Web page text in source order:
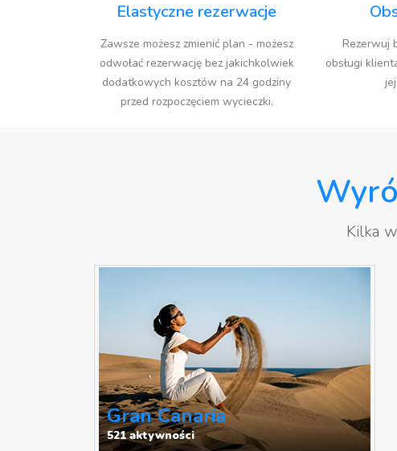
Elastyczne rezerwacje
Zawsze możesz zmienić plan - możesz
odwołać rezerwację bez jakichkolwiek
dodatkowych kosztów na 24 godziny
przed rozpoczęciem wycieczki.
Rezerwuj
obsługi
Kilka
Gran Canaria
521 aktywności